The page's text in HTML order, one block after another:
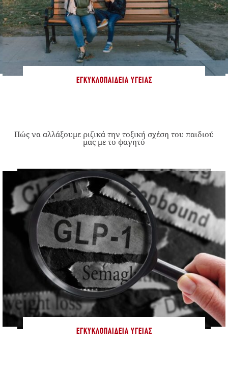
ΕΓΚΥΚΛΟΠΑΊΔΕΙΑ ΥΓΕΊΑΣ
Πώς να αλλάξουμε ριζικά την τοξική σχέση του παιδιού
μας με το φαγητό
ΕΓΚΥΚΛΟΠΑΊΔΕΙΑ ΥΓΕΊΑΣ